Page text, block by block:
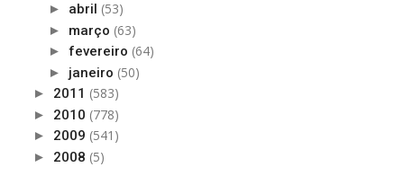
► abril (53)
► março (63)
► fevereiro (64)
► janeiro (50)
► 2011 (583)
► 2010 (778)
► 2009 (541)
► 2008 (5)